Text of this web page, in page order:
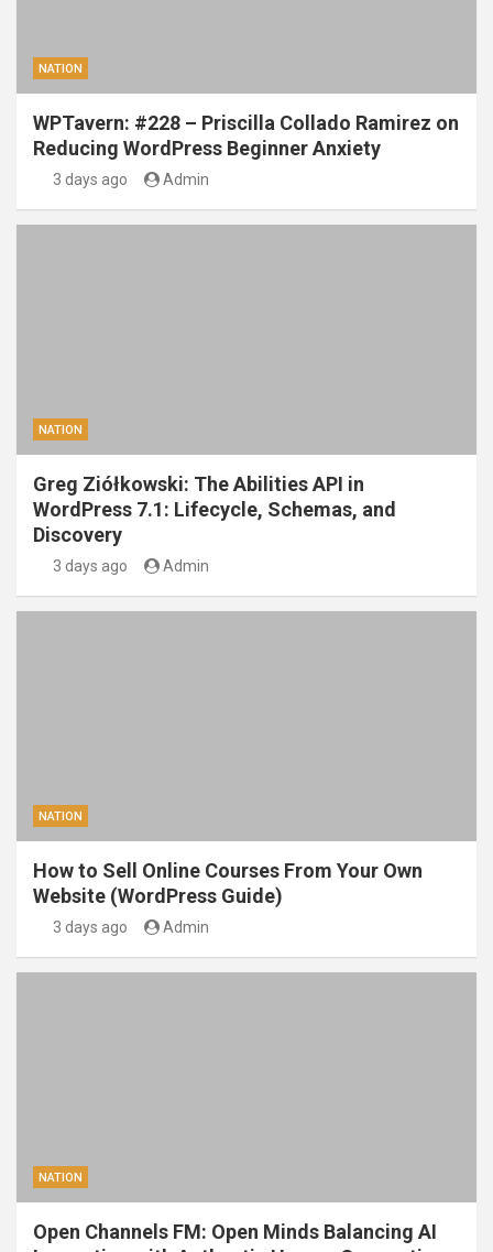
NATION
WPTavern: #228 – Priscilla Collado Ramirez on
Reducing WordPress Beginner Anxiety
3 days ago Admin
NATION
Greg Ziółkowski: The Abilities API in
WordPress 7.1: Lifecycle, Schemas, and
Discovery
3 days ago Admin
NATION
How to Sell Online Courses From Your Own
Website (WordPress Guide)
3 days ago Admin
NATION
Open Channels FM: Open Minds Balancing AI